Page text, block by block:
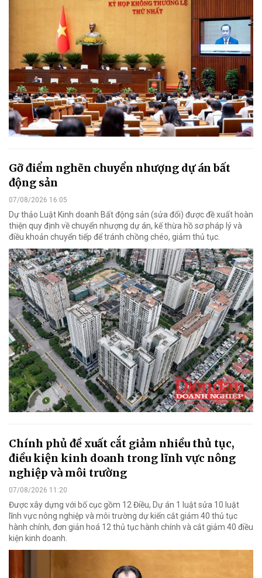
Gỡ điểm nghẽn chuyển nhượng dự án bất
động sản
07/08/2026 16:05
Dự thảo Luật Kinh doanh Bất động sản (sửa đổi) được đề xuất hoàn
thiện quy định về chuyển nhượng dự án, kế thừa hồ sơ pháp lý và
điều khoản chuyển tiếp để tránh chồng chéo, giảm thủ tục.
Chính phủ đề xuất cắt giảm nhiều thủ tục,
điều kiện kinh doanh trong lĩnh vực nông
nghiệp và môi trường
07/08/2026 11:20
Được xây dựng với bố cục gồm 12 Điều, Dự án 1 luật sửa 10 luật
lĩnh vực nông nghiệp và môi trường dự kiến cắt giảm 40 thủ tục
hành chính, đơn giản hoá 12 thủ tục hành chính và cắt giảm 40 điều
kiện kinh doanh.